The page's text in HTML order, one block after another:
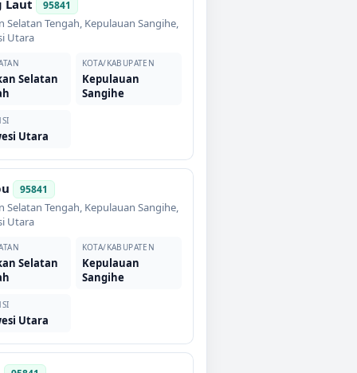
Laut 95841
Selatan Tengah, Kepulauan Sangihe,
Utara
Selatan
KOTA/KABUPATEN
Kepulauan
Sangihe
Utara
95841
Selatan Tengah, Kepulauan Sangihe,
Utara
Selatan
KOTA/KABUPATEN
Kepulauan
Sangihe
Utara